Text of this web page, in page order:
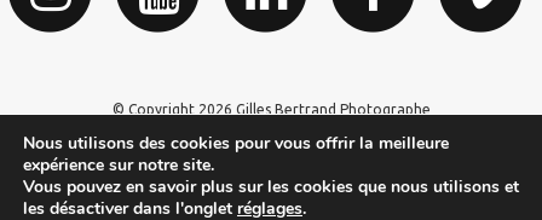
© Copyright 2026 Gilles Bertrand Photographe
Nous utilisons des cookies pour vous offrir la meilleure
expérience sur notre site.
Vous pouvez en savoir plus sur les cookies que nous utilisons et
les désactiver dans l'onglet réglages.